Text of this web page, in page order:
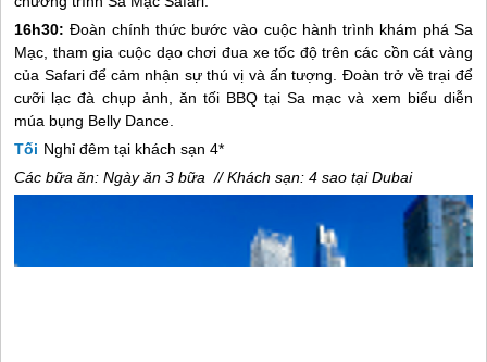
16h30:Đoàn chính thức bước vào cuộc hành trình khám phá Sa
Mạc, tham gia cuộc dạo chơi đua xe tốc độ trên các cồn cát vàng
của Safari để cảm nhận sự thú vị và ấn tượng. Đoàn trở về trại để
cưỡi lạc đà chụp ảnh, ăn tối BBQ tại Sa mạc và xem biểu diễn
múa bụng Belly Dance.
Tối Nghỉ đêm tại khách sạn 4*
Các bữa ăn: Ngày ăn 3 bữa // Khách sạn: 4 sao tại Dubai